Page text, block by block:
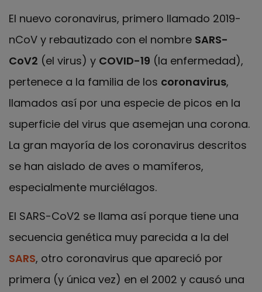
El nuevo coronavirus, primero llamado 2019-
nCoV y rebautizado con el nombre SARS-
CoV2 (el virus) y COVID-19 (la enfermedad),
pertenece a la familia de los coronavirus,
llamados así por una especie de picos en la
superficie del virus que asemejan una corona.
La gran mayoría de los coronavirus descritos
se han aislado de aves o mamíferos,
especialmente murciélagos.
El SARS-CoV2 se llama así porque tiene una
secuencia genética muy parecida a la del
SARS, otro coronavirus que apareció por
primera (y única vez) en el 2002 y causó una